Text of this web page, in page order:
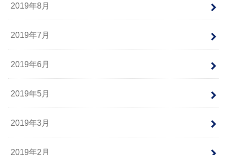
2019年8月
2019年7月
2019年6月
2019年5月
2019年3月
2019年2月